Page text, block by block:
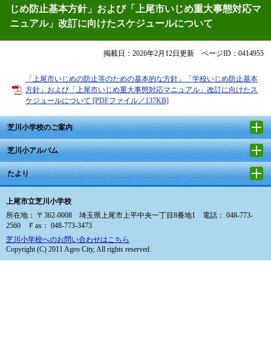
じめ防止基本方針」および「上尾市いじめ重大事態対応マ
ニュアル」改訂に向けたスケジュールについて
掲載日：2026年2月12日更新 ページID：0414955
「上尾市いじめの防止等のための基本的な方針」「学校いじめ防止基本
方針」および「上尾市いじめ重大事態対応マニュアル」改訂に向けたス
ケジュールについて [PDFファイル／137KB]
芝川小学校のご案内
芝川小アルバム
たより
上尾市立芝川小学校
所在地： 〒362-0008 埼玉県上尾市上平中央一丁目8番地1 電話： 048-773-
2560 Ｆax： 048-773-3473
芝川小学校へのお問い合わせはこちら
Copyright (C) 2011 Ageo City, All rights reserved.